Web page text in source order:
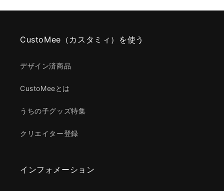
CustoMee（カスタミィ）を使う
デザイン済商品
CustoMeeとは
うちの子グッズ特集
クリエイター登録
インフォメーション